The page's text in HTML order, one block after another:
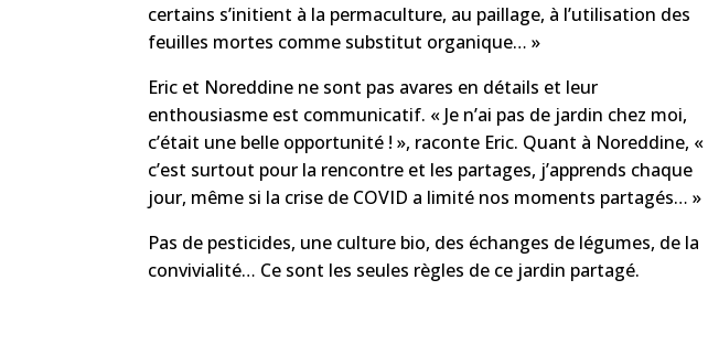
certains s’initient à la permaculture, au paillage, à l’utilisation des
feuilles mortes comme substitut organique… »
Eric et Noreddine ne sont pas avares en détails et leur
enthousiasme est communicatif. « Je n’ai pas de jardin chez moi,
c’était une belle opportunité ! », raconte Eric. Quant à Noreddine, «
c’est surtout pour la rencontre et les partages, j’apprends chaque
jour, même si la crise de COVID a limité nos moments partagés… »
Pas de pesticides, une culture bio, des échanges de légumes, de la
convivialité… Ce sont les seules règles de ce jardin partagé.